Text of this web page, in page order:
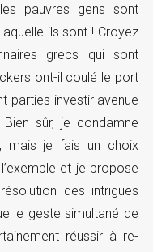
pauvres gens sont
ils sont ! Croyez
grecs qui sont
ont-il coulé le port
parties investir avenue
sûr, je condamne
mais je fais un choix
et je propose
des intrigues
le geste simultané de
réussir à re-